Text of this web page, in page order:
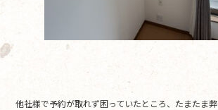
他社様で予約が取れず困っていたところ、たまたま